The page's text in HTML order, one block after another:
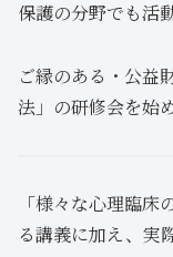
保護の分野でも活
ご縁のある・公益
法」の研修会を始
「様々な心理臨
る講義に加え、実